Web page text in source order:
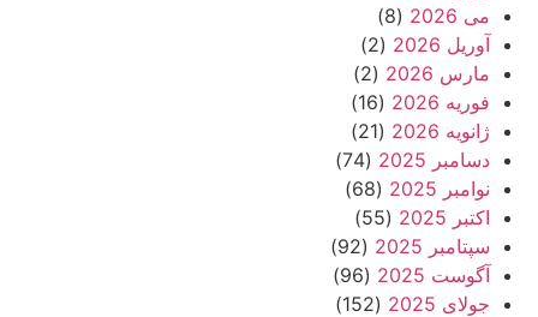
می 2026
(8)
آوریل 2026
(2)
مارس 2026
(2)
فوریه 2026
(16)
ژانویه 2026
(21)
دسامبر 2025
(74)
نوامبر 2025
(68)
اکتبر 2025
(55)
سپتامبر 2025
(92)
آگوست 2025
(96)
جولای 2025
(152)